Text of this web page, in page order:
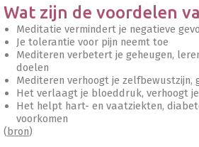
Wat zijn de voordelen
Meditatie vermindert je negatieve
Je tolerantie voor pijn neemt toe
Mediteren verbetert je geheugen,
doelen
Mediteren verhoogt je zelfbewustzijn,
Het verlaagt je bloeddruk, verhoogt
Het helpt hart- en vaatziekten,
voorkomen
(bron)